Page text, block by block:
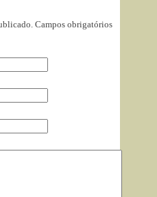
Campos obrigatórios